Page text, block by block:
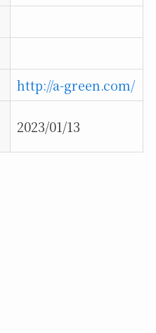
http://a-green.com/
2023/01/13